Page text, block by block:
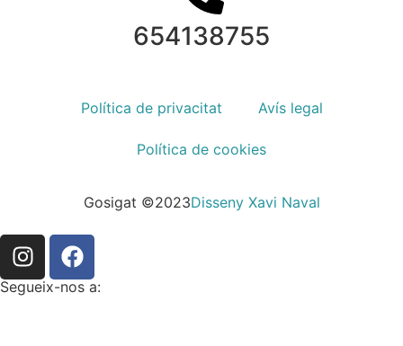
654138755
Política de privacitat Avís legal
Política de cookies
Gosigat ©2023Disseny Xavi Naval
Segueix-nos a: